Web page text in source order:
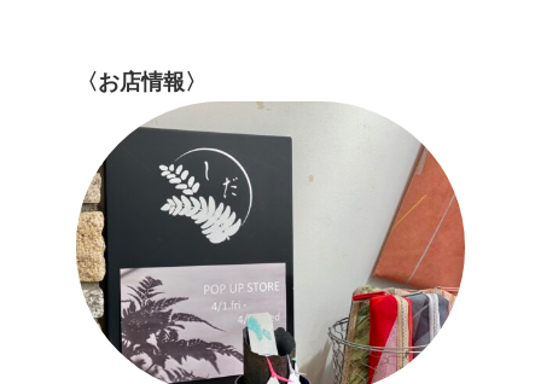
〈お店情報〉